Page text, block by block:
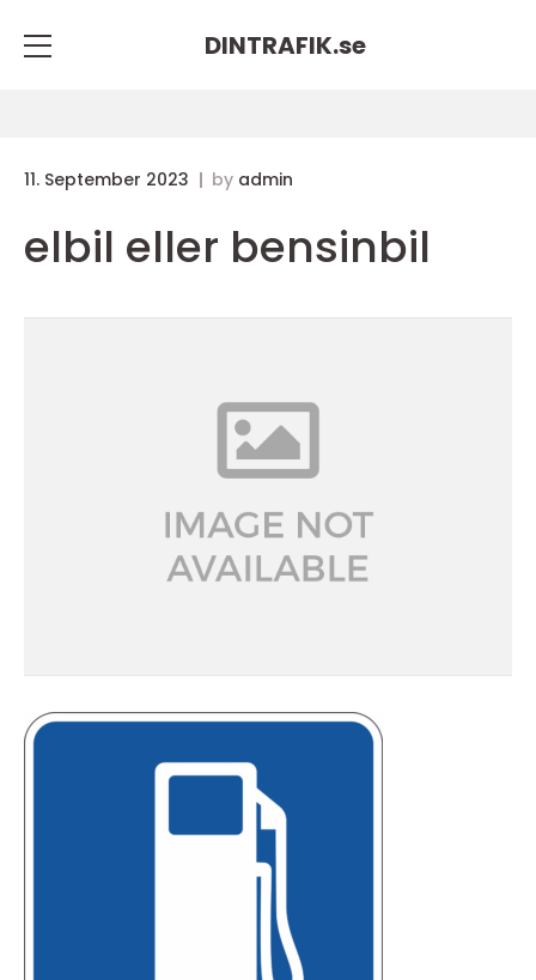
DINTRAFIK.se
11. September 2023 by admin
elbil eller bensinbil